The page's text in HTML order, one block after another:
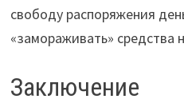
свободу распоряжения
«замораживать» средства
Заключение